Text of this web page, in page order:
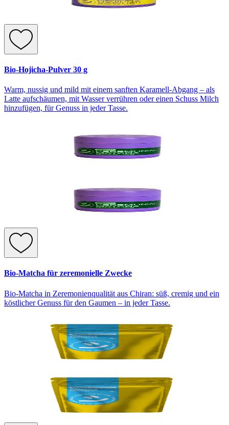
Bio-Hojicha-Pulver 30 g
Warm, nussig und mild mit einem sanften Karamell-Abgang – als
Latte aufschäumen, mit Wasser verrühren oder einen Schuss Milch
hinzufügen, für Genuss in jeder Tasse.
Bio-Matcha für zeremonielle Zwecke
Bio-Matcha in Zeremonienqualität aus Chiran: süß, cremig und ein
köstlicher Genuss für den Gaumen – in jeder Tasse.